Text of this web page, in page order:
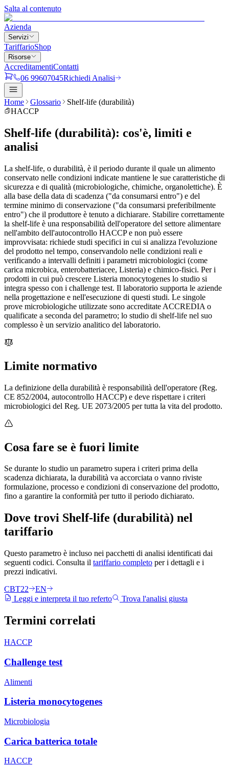
Salta al contenuto
Azienda
Servizi
TariffarioShop
Risorse
AccreditamentiContatti
06 99607045Richiedi Analisi
Home Glossario
Shelf-life (durabilità)
HACCP
Shelf-life (durabilità): cos'è, limiti e
analisi
La shelf-life, o durabilità, è il periodo durante il quale un alimento
conservato nelle condizioni indicate mantiene le sue caratteristiche di
sicurezza e di qualità (microbiologiche, chimiche, organolettiche). È
alla base della data di scadenza ("da consumarsi entro") e del
termine minimo di conservazione ("da consumarsi preferibilmente
entro") che il produttore è tenuto a dichiarare. Stabilire correttamente
la shelf-life è una responsabilità dell'operatore del settore alimentare
nell'ambito dell'autocontrollo HACCP e non può essere
improvvisata: richiede studi specifici in cui si analizza l'evoluzione
del prodotto nel tempo, conservandolo nelle condizioni reali e
verificando a intervalli definiti i parametri microbiologici (come
carica microbica, enterobatteriacee, Listeria) e chimico-fisici. Per i
prodotti in cui può crescere Listeria monocytogenes lo studio si
integra spesso con i challenge test. Il laboratorio supporta le aziende
nella progettazione e nell'esecuzione di questi studi. Le singole
prove microbiologiche utilizzate sono accreditate ACCREDIA o
qualificate a seconda del parametro; lo studio di shelf-life nel suo
complesso è un servizio analitico del laboratorio.
Limite normativo
La definizione della durabilità è responsabilità dell'operatore (Reg.
CE 852/2004, autocontrollo HACCP) e deve rispettare i criteri
microbiologici del Reg. UE 2073/2005 per tutta la vita del prodotto.
Cosa fare se è fuori limite
Se durante lo studio un parametro supera i criteri prima della
scadenza dichiarata, la durabilità va accorciata o vanno riviste
formulazione, processo e condizioni di conservazione del prodotto,
fino a garantire la conformità per tutto il periodo dichiarato.
Dove trovi Shelf-life (durabilità) nel
tariffario
Questo parametro è incluso nei pacchetti di analisi identificati dai
seguenti codici. Consulta il tariffario completo per i dettagli e i
prezzi indicativi.
CBT22
EN
Leggi e interpreta il tuo referto
Trova l'analisi giusta
Termini correlati
HACCP
Challenge test
Alimenti
Listeria monocytogenes
Microbiologia
Carica batterica totale
HACCP